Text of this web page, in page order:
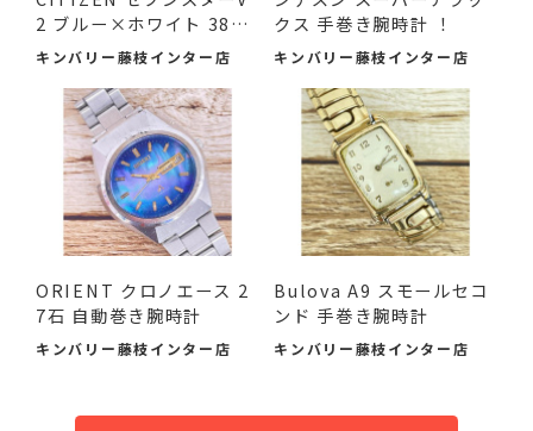
2 ブルー×ホワイト 38m
m 中古品
キンバリー藤枝インター店
クス 手巻き腕時計 ！
キンバリー藤枝インター店
ORIENT クロノエース 2
7石 自動巻き腕時計
キンバリー藤枝インター店
Bulova A9 スモールセコ
ンド 手巻き腕時計
キンバリー藤枝インター店